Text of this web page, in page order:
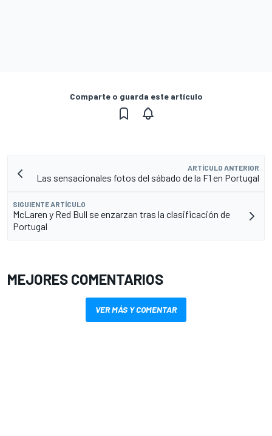
Comparte o guarda este artículo
ARTÍCULO ANTERIOR
Las sensacionales fotos del sábado de la F1 en Portugal
SIGUIENTE ARTÍCULO
McLaren y Red Bull se enzarzan tras la clasificación de
Portugal
MEJORES COMENTARIOS
VER MÁS Y COMENTAR